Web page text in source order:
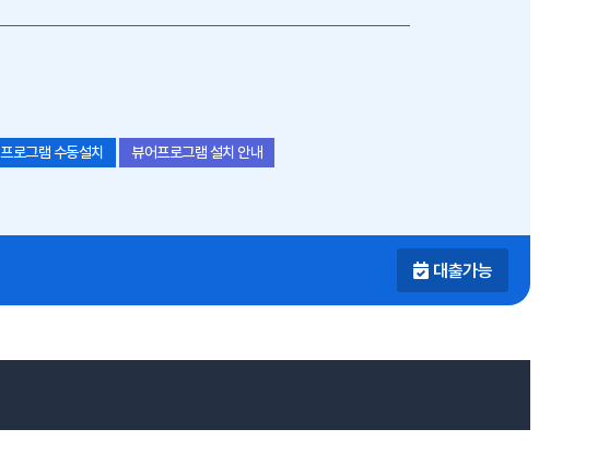
프로그램 수동설치 뷰어프로그램 설치 안내
대출가능